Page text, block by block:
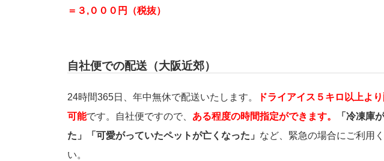
＝３,０００円（税抜）
自社便での配送（大阪近郊）
24時間365日、年中無休で配送いたします。
ドライアイス５キロ以上よ
可能です。自社便ですので、 ある程度の時間指定ができます。
「冷凍庫
た」「可愛がっていたペットが亡くなった」 など、緊急の場合にご利用
い。